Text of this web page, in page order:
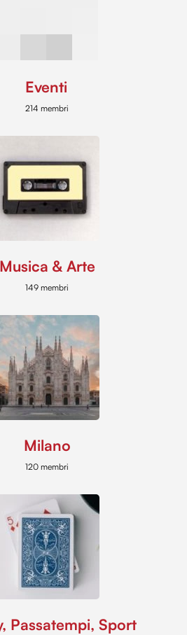
Eventi
214 membri
Musica & Arte
149 membri
Milano
120 membri
Passatempi, Sport